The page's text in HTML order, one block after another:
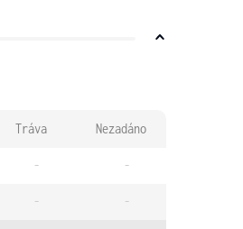
Tráva Nezadáno
- -
- -